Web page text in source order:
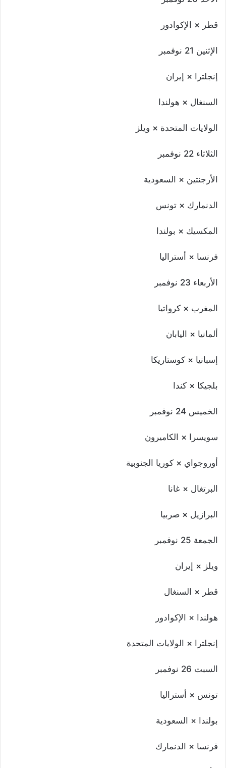
قطر × الإكوادور
الإثنين 21 نوفمبر
إنجلترا × إيران
السنغال × هولندا
الولايات المتحدة × ويلز
الثلاثاء 22 نوفمبر
الأرجنتين × السعودية
الدنمارك × تونس
المكسيك × بولندا
فرنسا × أستراليا
الأربعاء 23 نوفمبر
المغرب × كرواتيا
ألمانيا × اليابان
إسبانيا × كوستاريكا
بلجيكا × كندا
الخميس 24 نوفمبر
سويسرا × الكاميرون
أوروجواي × كوريا الجنوبية
البرتغال × غانا
البرازيل × صربيا
الجمعة 25 نوفمبر
ويلز × إيران
قطر × السنغال
هولندا × الإكوادور
إنجلترا × الولايات المتحدة
السبت 26 نوفمبر
تونس × أستراليا
بولندا × السعودية
فرنسا × الدنمارك